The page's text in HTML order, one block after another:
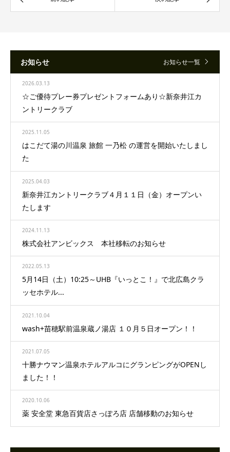
お知らせ お知らせ一覧
2026.03.13
☆ご優待プレー券プレゼントフォームあり☆新奈井江カ
ントリークラブ
2025.11.05
はこだて湯の川温泉 旅館 一乃松 の運営を開始いたしまし
た
2025.04.03
新奈井江カントリークラブ４月１１日（金）オープンい
たします
2024.11.13
株式会社アンビックス 本社移転のお知らせ
2022.05.13
5月14日（土）10:25～UHB『いっとこ！』で北広島クラ
ッセホテル...
2021.10.04
wash+苗穂駅前温泉蔵ノ湯店 １０月５日オープン！！
2021.07.05
十勝ナウマン温泉ホテルアルコにグランピングがOPENし
ました！！
2020.10.06
薬 安全堂 東急百貨店さっぽろ店 店舗移動のお知らせ